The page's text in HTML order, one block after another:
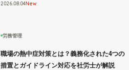
2026.08 04New
労務管理
職場の熱中症対策とは？義務化された4つの
措置とガイドライン対応を社労士が解説